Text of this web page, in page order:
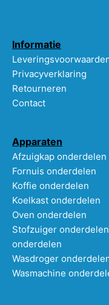
Informatie
Privacyverklaring
Retourneren
Contact
Apparaten
Afzuigkap onderdelen
Fornuis onderdelen
Koffie onderdelen
Koelkast onderdelen
Oven onderdelen
Stofzuiger onderdelen
onderdelen
Wasdroger
Wasmachine